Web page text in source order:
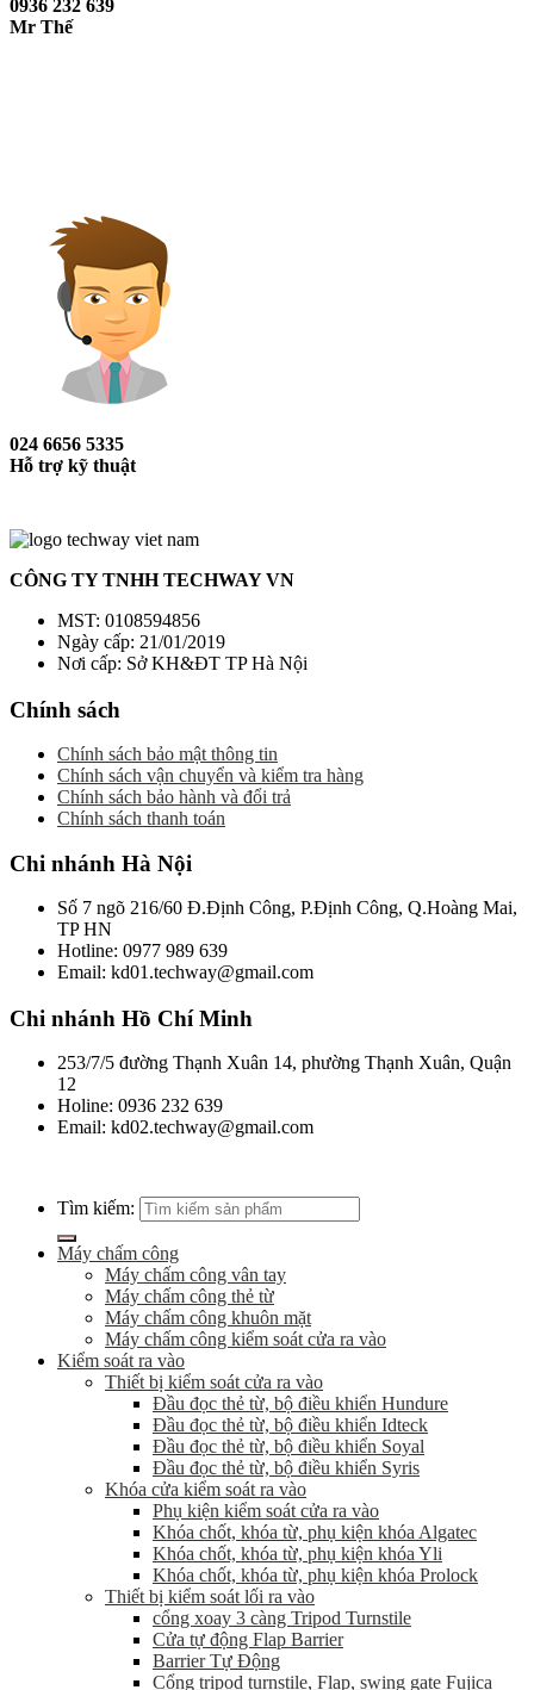
0936 232 639
Mr Thế
024 6656 5335
Hỗ trợ kỹ thuật
CÔNG TY TNHH TECHWAY VN
MST: 0108594856
Ngày cấp: 21/01/2019
Nơi cấp: Sở KH&ĐT TP Hà Nội
Chính sách
Chính sách bảo mật thông tin
Chính sách vận chuyển và kiểm tra hàng
Chính sách bảo hành và đổi trả
Chính sách thanh toán
Chi nhánh Hà Nội
Số 7 ngõ 216/60 Đ.Định Công, P.Định Công, Q.Hoàng Mai,
TP HN
Hotline: 0977 989 639
Email: kd01.techway@gmail.com
Chi nhánh Hồ Chí Minh
253/7/5 đường Thạnh Xuân 14, phường Thạnh Xuân, Quận
12
Holine: 0936 232 639
Email: kd02.techway@gmail.com
Tìm kiếm:
Máy chấm công
Máy chấm công vân tay
Máy chấm công thẻ từ
Máy chấm công khuôn mặt
Máy chấm công kiểm soát cửa ra vào
Kiểm soát ra vào
Thiết bị kiểm soát cửa ra vào
Đầu đọc thẻ từ, bộ điều khiển Hundure
Đầu đọc thẻ từ, bộ điều khiển Idteck
Đầu đọc thẻ từ, bộ điều khiển Soyal
Đầu đọc thẻ từ, bộ điều khiển Syris
Khóa cửa kiểm soát ra vào
Phụ kiện kiểm soát cửa ra vào
Khóa chốt, khóa từ, phụ kiện khóa Algatec
Khóa chốt, khóa từ, phụ kiện khóa Yli
Khóa chốt, khóa từ, phụ kiện khóa Prolock
Thiết bị kiểm soát lối ra vào
cổng xoay 3 càng Tripod Turnstile
Cửa tự động Flap Barrier
Barrier Tự Động
Cổng tripod turnstile, Flap, swing gate Fujica